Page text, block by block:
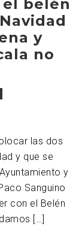
el belén
y
no
las dos
y que se
y
Sanguino
con el Belén
[…]